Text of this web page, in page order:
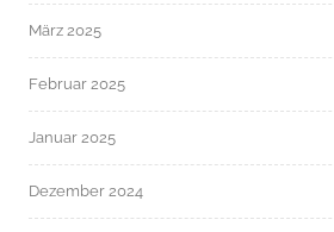
März 2025
Februar 2025
Januar 2025
Dezember 2024